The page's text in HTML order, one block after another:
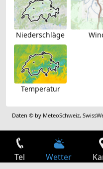
Niederschläge
Temperatur
Daten © by MeteoSchweiz,
Tel Wetter